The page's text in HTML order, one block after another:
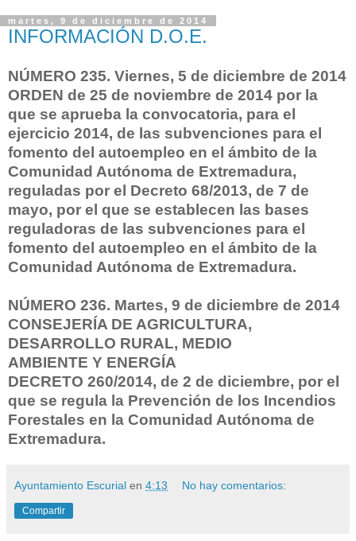
martes, 9 de diciembre de 2014
INFORMACIÓN D.O.E.
NÚMERO 235. Viernes, 5 de diciembre de 2014
ORDEN de 25 de noviembre de 2014 por la
que se aprueba la convocatoria, para el
ejercicio 2014, de las subvenciones para el
fomento del autoempleo en el ámbito de la
Comunidad Autónoma de Extremadura,
reguladas por el Decreto 68/2013, de 7 de
mayo, por el que se establecen las bases
reguladoras de las subvenciones para el
fomento del autoempleo en el ámbito de la
Comunidad Autónoma de Extremadura.
NÚMERO 236. Martes, 9 de diciembre de 2014
CONSEJERÍA DE AGRICULTURA,
DESARROLLO RURAL, MEDIO
AMBIENTE Y ENERGÍA
DECRETO 260/2014, de 2 de diciembre, por el
que se regula la Prevención de los Incendios
Forestales en la Comunidad Autónoma de
Extremadura.
Ayuntamiento Escurial en 4:13 No hay comentarios:
Compartir